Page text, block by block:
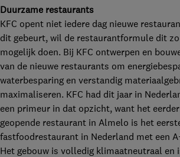
Duurzame restaurants
KFC opent niet iedere dag nieuwe
dit gebeurt, wil de restaurantformule dit
mogelijk doen. Bij KFC ontwerpen en
van de nieuwe restaurants om
waterbesparing en verstandig
maximaliseren. KFC had dit jaar in
een primeur in dat opzicht, want het
geopende restaurant in Almelo is het
fastfoodrestaurant in Nederland met een
Het gebouw is volledig klimaatneutraal en